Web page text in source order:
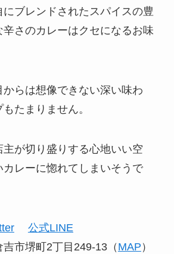
にブレンドされたスパイスの豊
さのカレーはクセになるお味
からは想像できない深い味わ
たまりません。
が切り盛りする心地いい空
カレーに惚れてしまいそうで
公式LINE
吉市堺町2丁目249-13（ MAP ）